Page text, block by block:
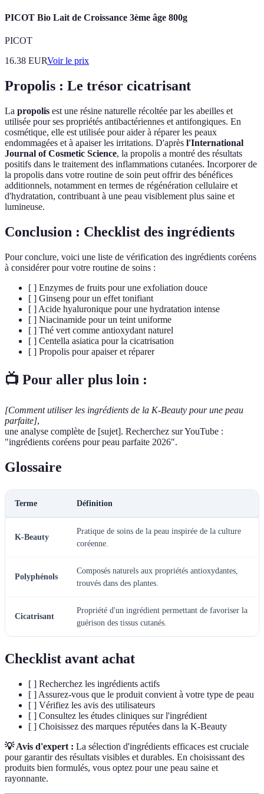
PICOT Bio Lait de Croissance 3ème âge 800g
PICOT
16.38 EURVoir le prix
Propolis : Le trésor cicatrisant
La propolis est une résine naturelle récoltée par les abeilles et
utilisée pour ses propriétés antibactériennes et antifongiques. En
cosmétique, elle est utilisée pour aider à réparer les peaux
endommagées et à apaiser les irritations. D'après l'International
Journal of Cosmetic Science, la propolis a montré des résultats
positifs dans le traitement des inflammations cutanées. Incorporer de
la propolis dans votre routine de soin peut offrir des bénéfices
additionnels, notamment en termes de régénération cellulaire et
d'hydratation, contribuant à une peau visiblement plus saine et
lumineuse.
Conclusion : Checklist des ingrédients
Pour conclure, voici une liste de vérification des ingrédients coréens
à considérer pour votre routine de soins :
[ ] Enzymes de fruits pour une exfoliation douce
[ ] Ginseng pour un effet tonifiant
[ ] Acide hyaluronique pour une hydratation intense
[ ] Niacinamide pour un teint uniforme
[ ] Thé vert comme antioxydant naturel
[ ] Centella asiatica pour la cicatrisation
[ ] Propolis pour apaiser et réparer
📺 Pour aller plus loin :
[Comment utiliser les ingrédients de la K-Beauty pour une peau
parfaite],
une analyse complète de [sujet]. Recherchez sur YouTube :
"ingrédients coréens pour peau parfaite 2026".
Glossaire
Terme Définition
K-Beauty
Pratique de soins de la peau inspirée de la culture
coréenne.
Polyphénols
Composés naturels aux propriétés antioxydantes,
trouvés dans des plantes.
Cicatrisant
Propriété d'un ingrédient permettant de favoriser la
guérison des tissus cutanés.
Checklist avant achat
[ ] Recherchez les ingrédients actifs
[ ] Assurez-vous que le produit convient à votre type de peau
[ ] Vérifiez les avis des utilisateurs
[ ] Consultez les études cliniques sur l'ingrédient
[ ] Choisissez des marques réputées dans la K-Beauty
💡 Avis d'expert : La sélection d'ingrédients efficaces est cruciale
pour garantir des résultats visibles et durables. En choisissant des
produits bien formulés, vous optez pour une peau saine et
rayonnante.